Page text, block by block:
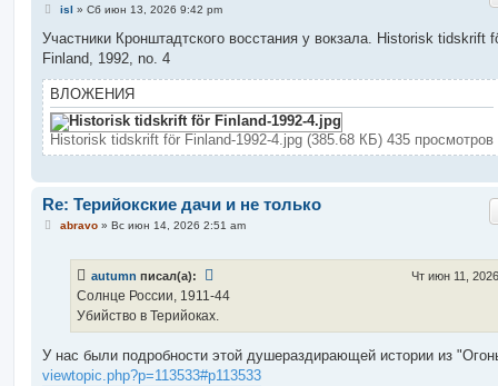
С
о
щ
н
и
е
isl » Сб июн 13, 2026 9:42 pm
Участники Кронштадтского восстания у вокзала. Historisk tidskrift
Finland, 1992, no. 4
ВЛОЖЕНИЯ
Historisk tidskrift för Finland-1992-4.jpg (385.68 КБ) 435 просмотров
Re: Терийокские дачи и не только
Сabravo» Вс июн 14, 2026 2:51 am
autumn писал(а): Чт июн 11,
Солнце России, 1911-44
Убийство в Терийоках.
У нас были подробности этой душераздирающей истории из
viewtopic.php?p=113533#p113533